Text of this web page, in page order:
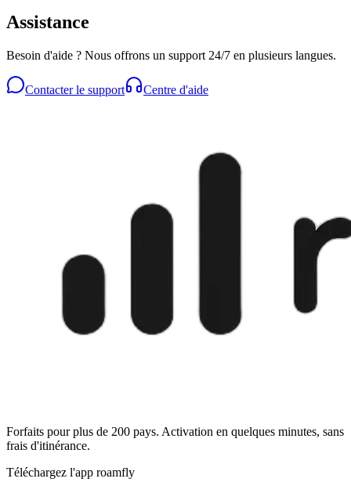
Assistance
Besoin d'aide ? Nous offrons un support 24/7 en plusieurs langues.
Contacter le support Centre d'aide
Forfaits pour plus de 200 pays. Activation en quelques minutes, sans
frais d'itinérance.
Téléchargez l'app roamfly